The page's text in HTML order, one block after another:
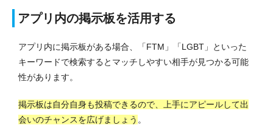
アプリ内の掲示板を活用する
アプリ内に掲示板がある場合、「FTM」「LGBT」といった
キーワードで検索するとマッチしやすい相手が見つかる可能
性があります。
掲示板は自分自身も投稿できるので、上手にアピールして出
会いのチャンスを広げましょう 。